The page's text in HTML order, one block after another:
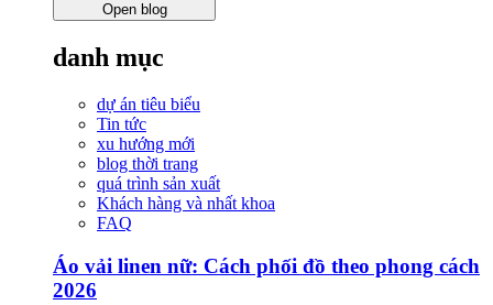
Open blog
danh mục
dự án tiêu biểu
Tin tức
xu hướng mới
blog thời trang
quá trình sản xuất
Khách hàng và nhất khoa
FAQ
Áo vải linen nữ: Cách phối đồ theo phong cách
2026